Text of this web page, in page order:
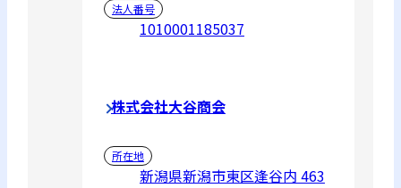
法人番号
1010001185037
株式会社大谷商会
所在地
新潟県新潟市東区逢谷内 463